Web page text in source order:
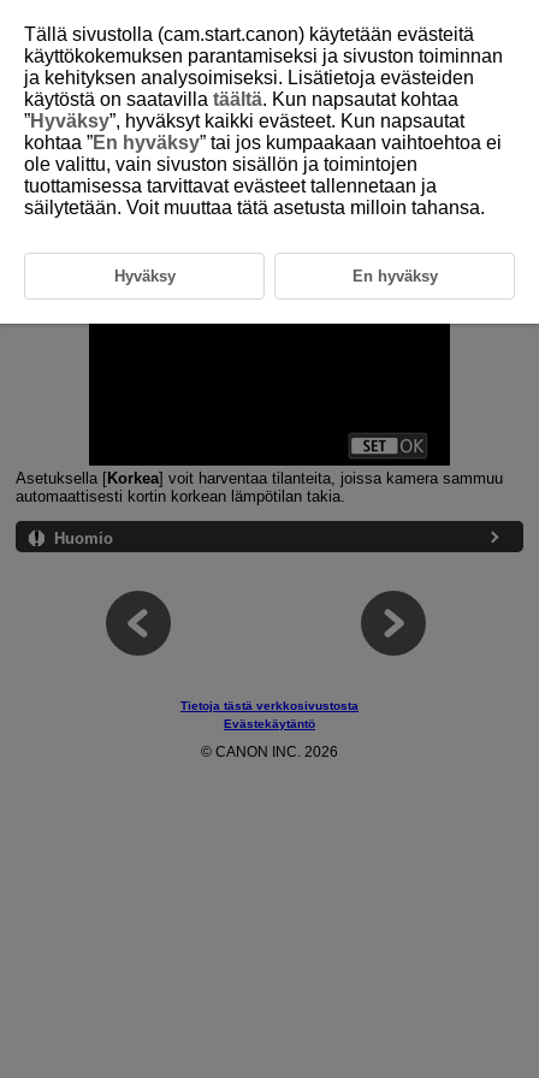
D146-217
Automaattisen virrankatkaisun
lämpötila
Asetuksella [Korkea] voit harventaa tilanteita, joissa kamera sammuu
automaattisesti kortin korkean lämpötilan takia.
Huomio
Tietoja tästä verkkosivustosta
Evästekäytäntö
© CANON INC. 2026
Tällä sivustolla (cam.start.canon) käytetään evästeitä
käyttökokemuksen parantamiseksi ja sivuston toiminnan
ja kehityksen analysoimiseksi. Lisätietoja evästeiden
käytöstä on saatavilla täältä. Kun napsautat kohtaa
”Hyväksy”, hyväksyt kaikki evästeet. Kun napsautat
kohtaa ”En hyväksy” tai jos kumpaakaan vaihtoehtoa ei
ole valittu, vain sivuston sisällön ja toimintojen
tuottamisessa tarvittavat evästeet tallennetaan ja
säilytetään. Voit muuttaa tätä asetusta milloin tahansa.
Hyväksy En hyväksy